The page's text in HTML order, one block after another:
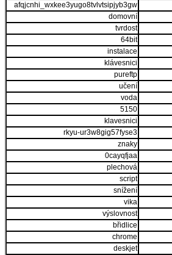
afqjcnhi_wxkee3yugo8tvlvtsipjyb3gw
domovní
tvrdost
64bit
instalace
klávesnici
pureftp
učení
voda
5150
klavesnici
rkyu-ur3w8gig57fyse3
znaky
0cayqfjaa
plechová
script
snížení
vika
výslovnost
břidlice
chrome
deskjet